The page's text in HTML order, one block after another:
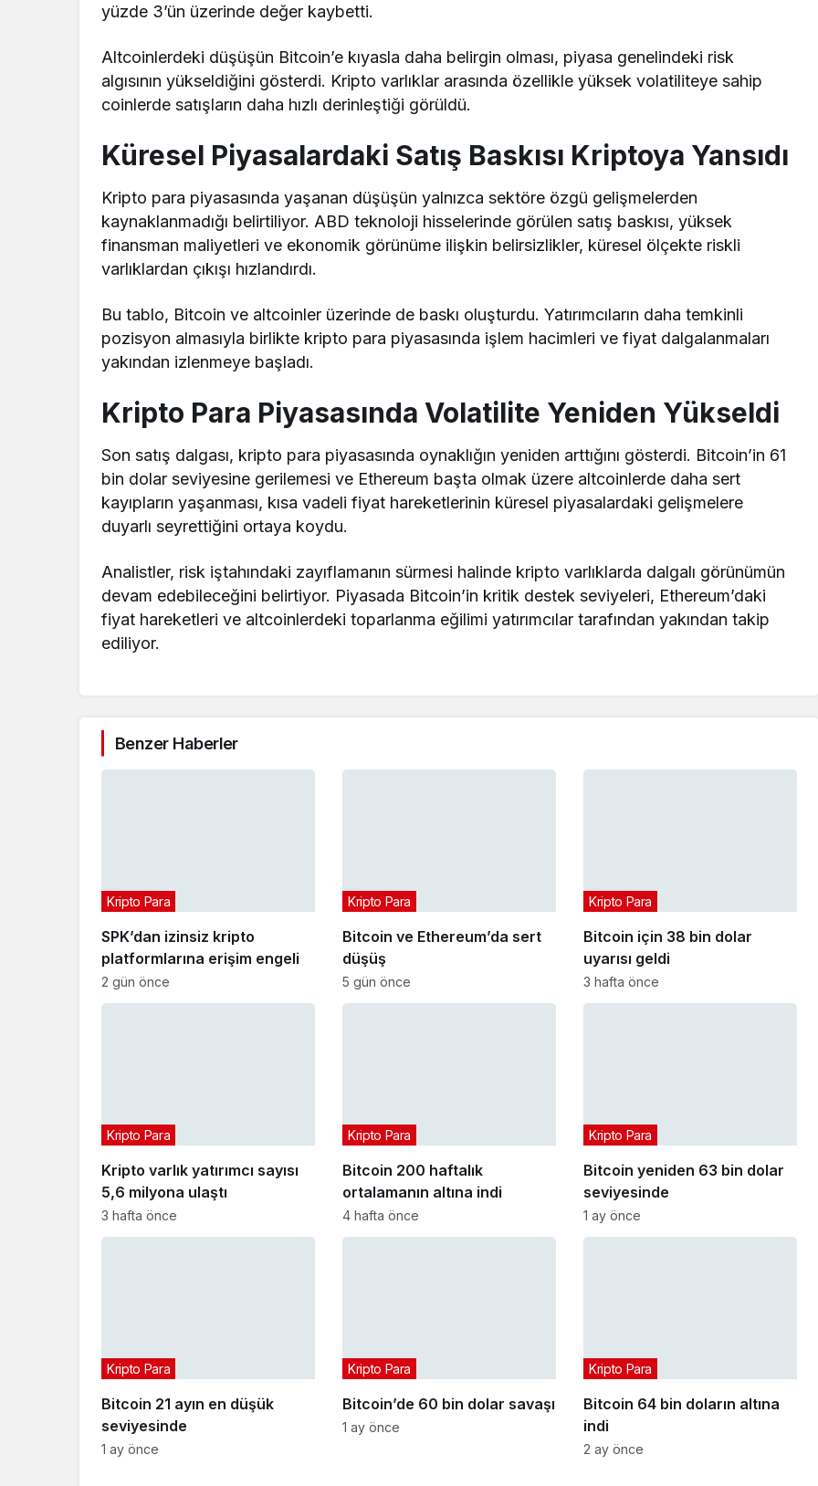
yüzde 3’ün üzerinde değer kaybetti.
Altcoinlerdeki düşüşün Bitcoin’e kıyasla daha belirgin olması, piyasa genelindeki risk
algısının yükseldiğini gösterdi. Kripto varlıklar arasında özellikle yüksek volatiliteye sahip
coinlerde satışların daha hızlı derinleştiği görüldü.
Küresel Piyasalardaki Satış Baskısı Kriptoya Yansıdı
Kripto para piyasasında yaşanan düşüşün yalnızca sektöre özgü gelişmelerden
kaynaklanmadığı belirtiliyor. ABD teknoloji hisselerinde görülen satış baskısı, yüksek
finansman maliyetleri ve ekonomik görünüme ilişkin belirsizlikler, küresel ölçekte riskli
varlıklardan çıkışı hızlandırdı.
Bu tablo, Bitcoin ve altcoinler üzerinde de baskı oluşturdu. Yatırımcıların daha temkinli
pozisyon almasıyla birlikte kripto para piyasasında işlem hacimleri ve fiyat dalgalanmaları
yakından izlenmeye başladı.
Kripto Para Piyasasında Volatilite Yeniden Yükseldi
Son satış dalgası, kripto para piyasasında oynaklığın yeniden arttığını gösterdi. Bitcoin’in 61
bin dolar seviyesine gerilemesi ve Ethereum başta olmak üzere altcoinlerde daha sert
kayıpların yaşanması, kısa vadeli fiyat hareketlerinin küresel piyasalardaki gelişmelere
duyarlı seyrettiğini ortaya koydu.
Analistler, risk iştahındaki zayıflamanın sürmesi halinde kripto varlıklarda dalgalı görünümün
devam edebileceğini belirtiyor. Piyasada Bitcoin’in kritik destek seviyeleri, Ethereum’daki
fiyat hareketleri ve altcoinlerdeki toparlanma eğilimi yatırımcılar tarafından yakından takip
ediliyor.
Benzer Haberler
SPK’dan izinsiz kripto
platformlarına erişim engeli
Kripto Para
2 gün önce
Bitcoin ve Ethereum’da sert
düşüş
Kripto Para
5 gün önce
Bitcoin için 38 bin dolar
uyarısı geldi
Kripto Para
3 hafta önce
Kripto varlık yatırımcı sayısı
5,6 milyona ulaştı
Kripto Para
3 hafta önce
Bitcoin 200 haftalık
ortalamanın altına indi
Kripto Para
4 hafta önce
Bitcoin yeniden 63 bin dolar
seviyesinde
Kripto Para
1 ay önce
Bitcoin 21 ayın en düşük
seviyesinde
Kripto Para
1 ay önce
Bitcoin’de 60 bin dolar savaşı
Kripto Para
1 ay önce
Bitcoin 64 bin doların altına
indi
Kripto Para
2 ay önce